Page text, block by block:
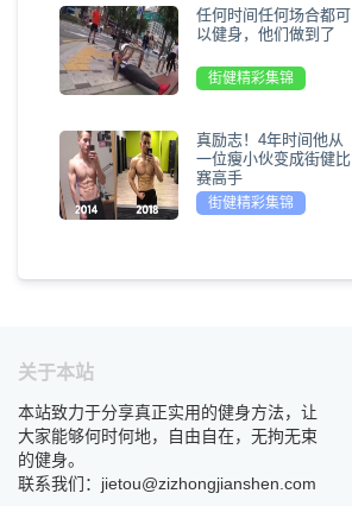
任何时间任何场合都可
以健身，他们做到了
街健精彩集锦
真励志！4年时间他从
一位瘦小伙变成街健比
赛高手
街健精彩集锦
关于本站
本站致力于分享真正实用的健身方法，让
大家能够何时何地，自由自在，无拘无束
的健身。
联系我们：jietou@zizhongjianshen.com